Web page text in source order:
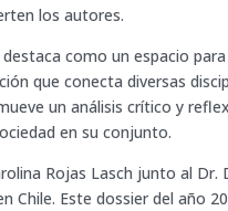
los autores.
como un espacio
que conecta diversas
un análisis crítico y
en su conjunto.
Rojas Lasch junto al
Chile. Este dossier del año